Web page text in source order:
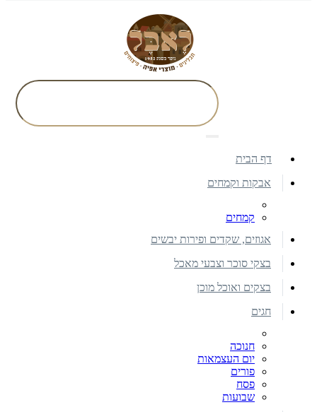
דף הבית
אבקות וקמחים
קמחים
אגוזים, שקדים ופירות יבשים
בצקי סוכר וצבעי מאכל
בצקים ואוכל מוכן
חגים
חנוכה
יום העצמאות
פורים
פסח
שבועות